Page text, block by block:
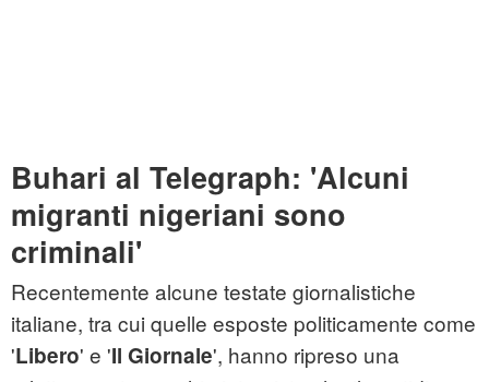
Buhari al Telegraph: 'Alcuni
migranti nigeriani sono
criminali'
Recentemente alcune testate giornalistiche
italiane, tra cui quelle esposte politicamente come
'Libero' e 'Il Giornale', hanno ripreso una